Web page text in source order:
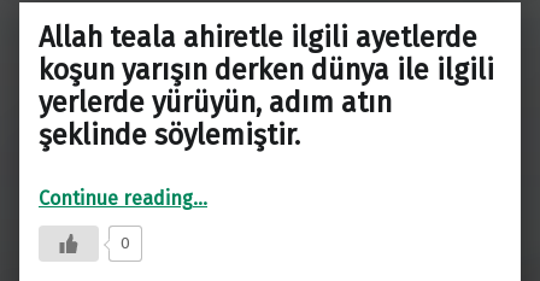
k
p
p
Allah teala ahiretle ilgili ayetlerde
koşun yarışın derken dünya ile ilgili
yerlerde yürüyün, adım atın
şeklinde söylemiştir.
Continue reading“Allah teala ahiretle ilgili ayetlerde koşun yarışın derken dünya ile ilgili yerlerde yürüyün, adım atın şeklinde söylemiştir.”
…
0